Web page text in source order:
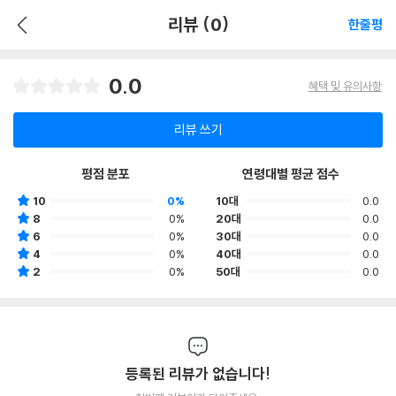
리뷰 (0) 한줄평
0.0 혜택 및 유의사항
리뷰 쓰기
평점 분포
10
0%
8
0%
6
0%
4
0%
2
0%
연령대별 평균 점수
10대
0.0
20대
0.0
30대
0.0
40대
0.0
50대
0.0
등록된 리뷰가 없습니다!